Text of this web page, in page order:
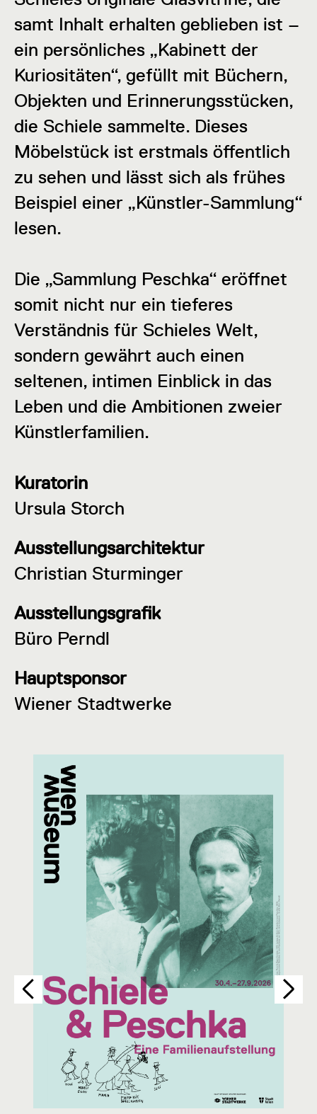
samt Inhalt erhalten geblieben ist –
ein persönliches „Kabinett der
Kuriositäten“, gefüllt mit Büchern,
Objekten und Erinnerungsstücken,
die Schiele sammelte. Dieses
Möbelstück ist erstmals öffentlich
zu sehen und lässt sich als frühes
Beispiel einer „Künstler-Sammlung“
lesen.
Die „Sammlung Peschka“ eröffnet
somit nicht nur ein tieferes
Verständnis für Schieles Welt,
sondern gewährt auch einen
seltenen, intimen Einblick in das
Leben und die Ambitionen zweier
Künstlerfamilien.
Kuratorin
Ursula Storch
Ausstellungsarchitektur
Christian Sturminger
Ausstellungsgrafik
Büro Perndl
Hauptsponsor
Wiener Stadtwerke